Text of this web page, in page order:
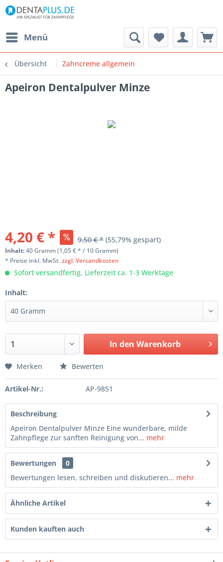
Menü
Übersicht Zahncreme allgemein
Apeiron Dentalpulver Minze
4,20 € * 9,50 € * (55,79% gespart)
Inhalt:40 Gramm (1,05 € * / 10 Gramm)
* Preise inkl. MwSt.zzgl. Versandkosten
Sofort versandfertig, Lieferzeit ca. 1-3 Werktage
Inhalt:
In den Warenkorb
Merken Bewerten
Artikel-Nr.: AP-9851
Beschreibung
Apeiron Dentalpulver Minze Eine wunderbare, milde
Zahnpflege zur sanften Reinigung von... mehr
Bewertungen
0
Bewertungen lesen, schreiben und diskutieren... mehr
Ähnliche Artikel
Kunden kauften auch